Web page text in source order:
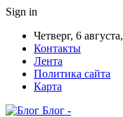
Sign in
Четверг, 6
Контакты
Лента
Политика сайта
Карта
Блог -